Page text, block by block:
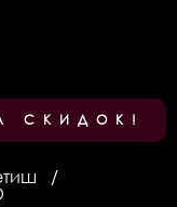
СКИДОК!